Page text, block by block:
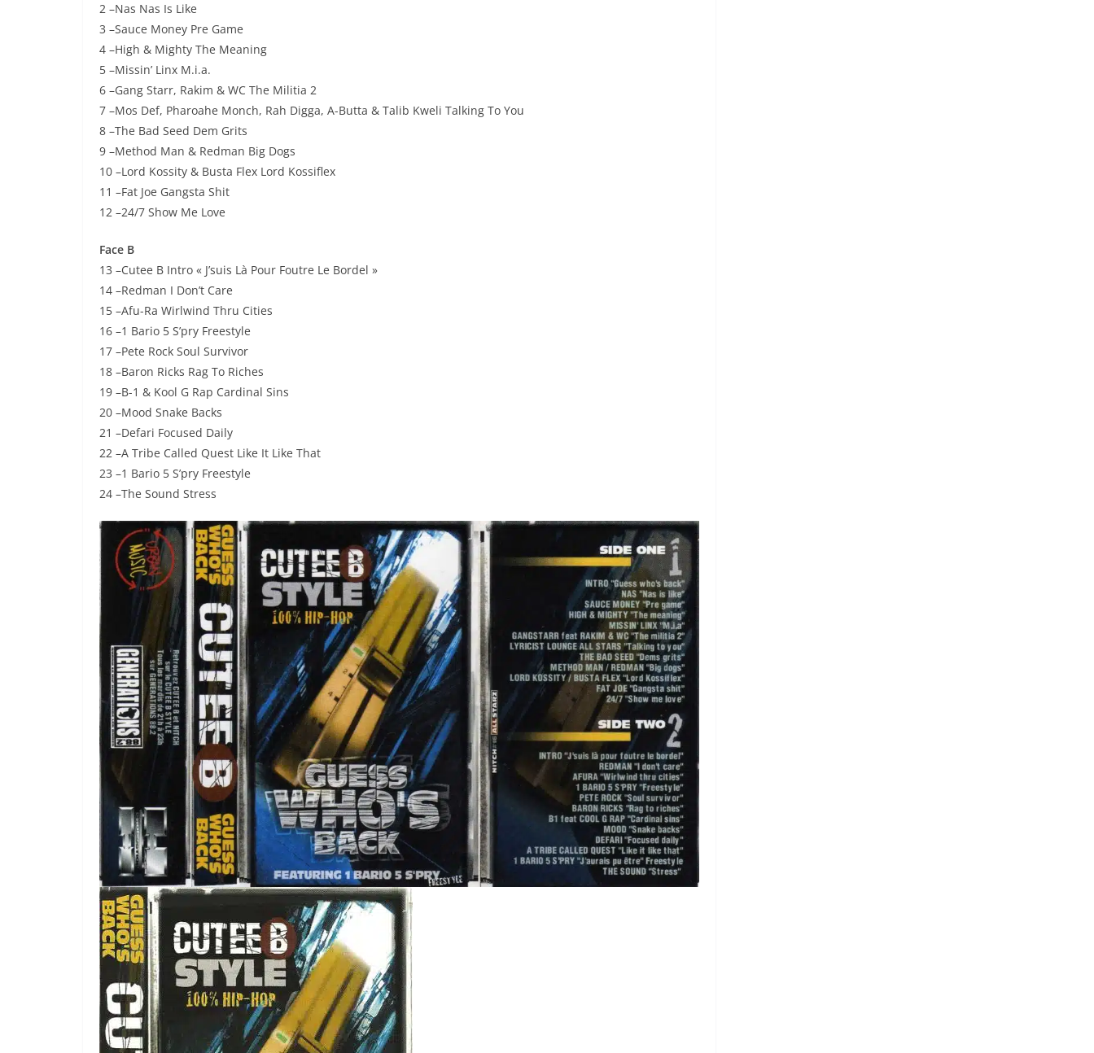
2 –Nas Nas Is Like
3 –Sauce Money Pre Game
4 –High & Mighty The Meaning
5 –Missin’ Linx M.i.a.
6 –Gang Starr, Rakim & WC The Militia 2
7 –Mos Def, Pharoahe Monch, Rah Digga, A-Butta & Talib Kweli Talking To You
8 –The Bad Seed Dem Grits
9 –Method Man & Redman Big Dogs
10 –Lord Kossity & Busta Flex Lord Kossiflex
11 –Fat Joe Gangsta Shit
12 –24/7 Show Me Love
Face B
13 –Cutee B Intro « J’suis Là Pour Foutre Le Bordel »
14 –Redman I Don’t Care
15 –Afu-Ra Wirlwind Thru Cities
16 –1 Bario 5 S’pry Freestyle
17 –Pete Rock Soul Survivor
18 –Baron Ricks Rag To Riches
19 –B-1 & Kool G Rap Cardinal Sins
20 –Mood Snake Backs
21 –Defari Focused Daily
22 –A Tribe Called Quest Like It Like That
23 –1 Bario 5 S’pry Freestyle
24 –The Sound Stress